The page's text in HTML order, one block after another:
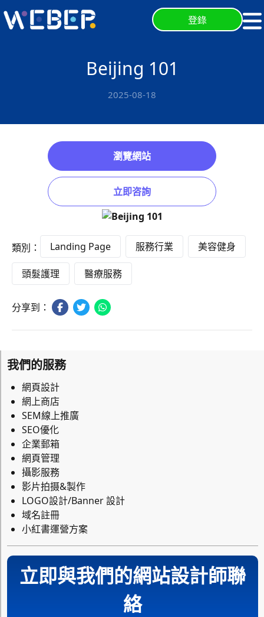
登錄
Beijing 101
2025-08-18
瀏覽網站
立即咨詢
類別： Landing Page 服務行業 美容健身
頭髮護理 醫療服務
分享到：
我們的服務
網頁設計
網上商店
SEM線上推廣
SEO優化
企業郵箱
網頁管理
攝影服務
影片拍摄&製作
LOGO設計/Banner 設計
域名註冊
小紅書運營方案
立即與我們的網站設計師聯
絡